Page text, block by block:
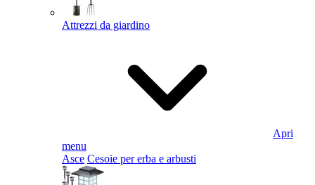
Attrezzi da giardino
Apri
menu
Asce Cesoie per erba e arbusti